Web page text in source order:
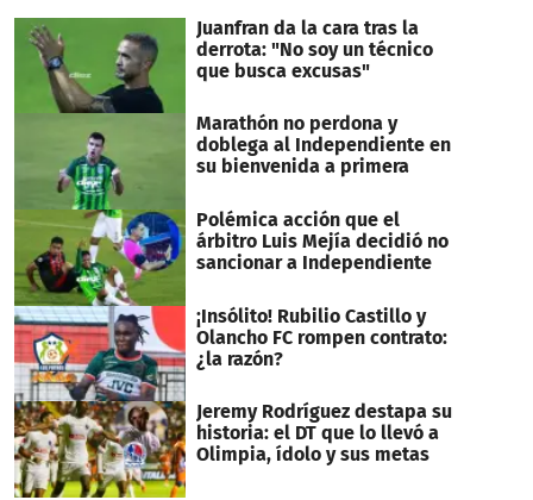
Juanfran da la cara tras la
derrota: "No soy un técnico
que busca excusas"
Marathón no perdona y
doblega al Independiente en
su bienvenida a primera
Polémica acción que el
árbitro Luis Mejía decidió no
sancionar a Independiente
¡Insólito! Rubilio Castillo y
Olancho FC rompen contrato:
¿la razón?
Jeremy Rodríguez destapa su
historia: el DT que lo llevó a
Olimpia, ídolo y sus metas